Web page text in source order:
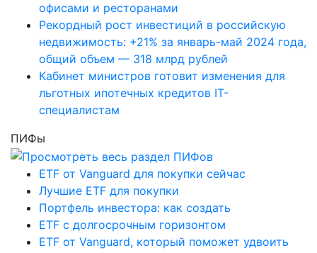
офисами и ресторанами
Рекордный рост инвестиций в российскую
недвижимость: +21% за январь-май 2024 года,
общий объем — 318 млрд рублей
Кабинет министров готовит изменения для
льготных ипотечных кредитов IT-
специалистам
ПИФы
ETF от Vanguard для покупки сейчас
Лучшие ETF для покупки
Портфель инвестора: как создать
ETF с долгосрочным горизонтом
ETF от Vanguard, который поможет удвоить